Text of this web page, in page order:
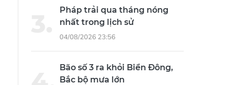
Pháp trải qua tháng nóng
nhất trong lịch sử
04/08/2026 23:56
Bão số 3 ra khỏi Biển Đông,
Bắc bộ mưa lớn